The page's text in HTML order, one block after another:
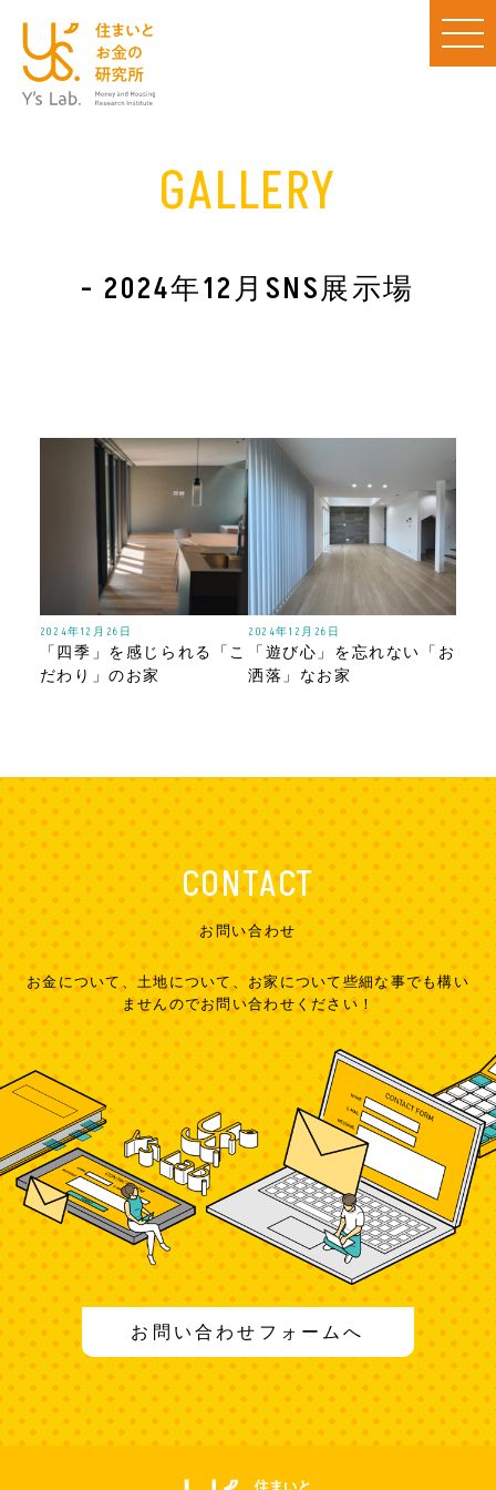
GALLERY
- 2024年12月SNS展示場
2024年12月26日
「四季」を感じられる「こ
だわり」のお家
2024年12月26日
「遊び心」を忘れない「お
洒落」なお家
CONTACT
お問い合わせ
お金について、土地について、お家について些細な事でも構い
ませんのでお問い合わせください！
お問い合わせフォームへ